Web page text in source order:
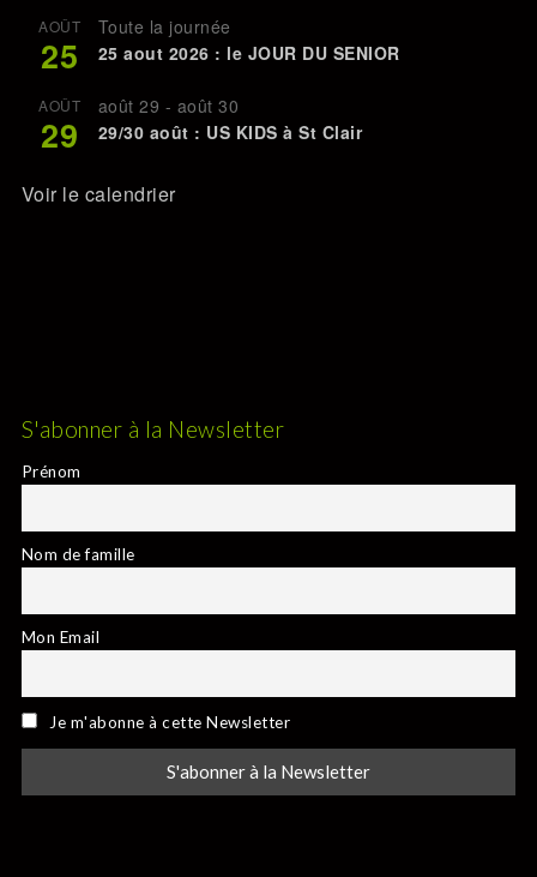
AOÛT
25
Toute la journée
25 aout 2026 : le JOUR DU SENIOR
AOÛT
29
août 29 - août 30
29/30 août : US KIDS à St Clair
Voir le calendrier
S'abonner à la Newsletter
Prénom
Nom de famille
Mon Email
Je m'abonne à cette Newsletter